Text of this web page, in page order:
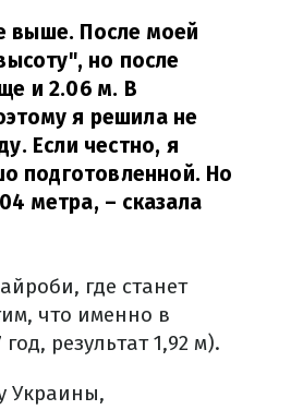
выше. После моей
но после
и 2.06 м. В
я решила не
Если честно, я
подготовленной. Но
метра, – сказала
где станет
что именно в
результат 1,92 м).
Украины,